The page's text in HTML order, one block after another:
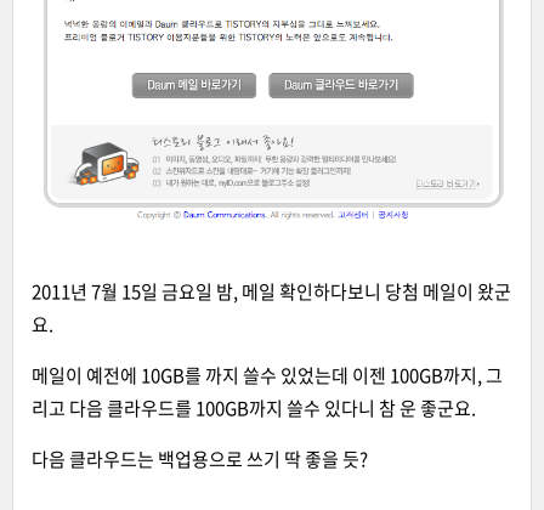
2011년 7월 15일 금요일 밤, 메일 확인하다보니 당첨 메일이 왔군
요.
메일이 예전에 10GB를 까지 쓸수 있었는데 이젠 100GB까지, 그
리고 다음 클라우드를 100GB까지 쓸수 있다니 참 운 좋군요.
다음 클라우드는 백업용으로 쓰기 딱 좋을 듯?